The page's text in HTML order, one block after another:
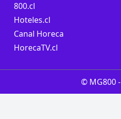
800.cl
Hoteles.cl
Canal Horeca
HorecaTV.cl
© MG800 -